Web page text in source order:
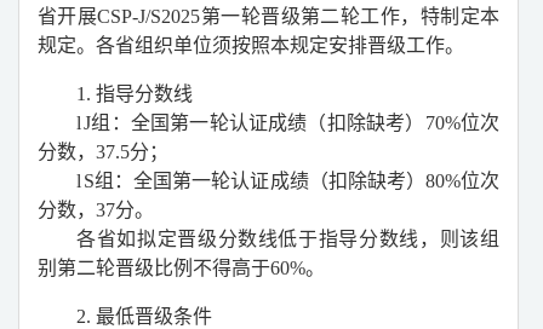
省开展CSP-J/S2025第一轮晋级第二轮工作，特制定本
规定。各省组织单位须按照本规定安排晋级工作。
1. 指导分数线
lJ组：全国第一轮认证成绩（扣除缺考） 70%位次
分数， 37.5分；
l S组：全国第一轮认证成绩（扣除缺考） 80%位次
分数， 37分。
各省如拟定晋级分数线低于指导分数线，则该组
别第二轮晋级比例不得高于60%。
2. 最低晋级条件